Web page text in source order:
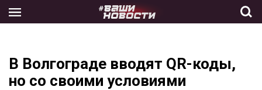
the
В Волгограде вводят QR-коды,
но со своими условиями